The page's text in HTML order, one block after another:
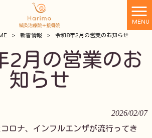
MENU
> 新着情報 > 令和8年2月の営業のお知らせ
2月の営業のお
知らせ
2026/02/07
ロナ、インフルエンザが流行ってき